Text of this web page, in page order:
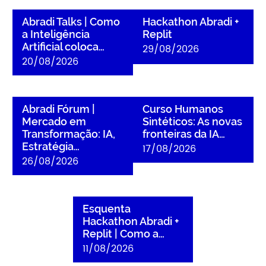
Inteligência Artificial coloca
dinheiro no bolso das
agências?
Abradi Talks | Como
a Inteligência
Artificial coloca…
20/08/2026
Hackathon Abradi +
Replit
29/08/2026
Transformação: IA,
Estratégia e Novos
Negócios
Abradi Fórum |
Mercado em
Transformação: IA,
Estratégia…
26/08/2026
aplicada a negócios
Curso Humanos
Sintéticos: As novas
fronteiras da IA…
17/08/2026
transformar ideias em
soluções reais
Esquenta
Hackathon Abradi +
Replit | Como a…
11/08/2026